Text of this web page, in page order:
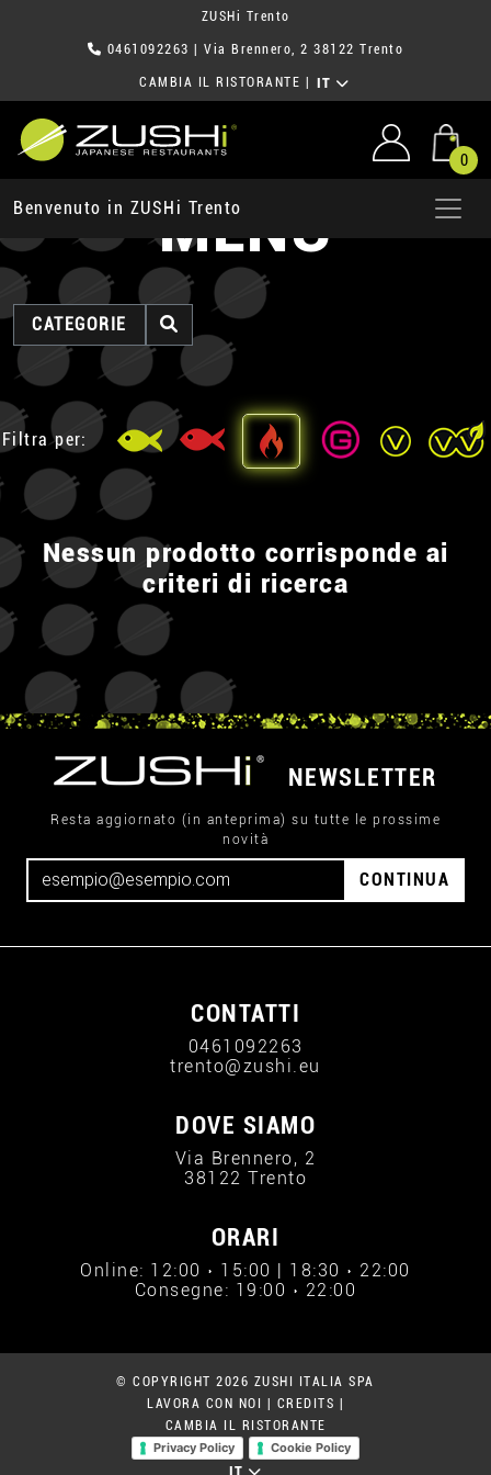
ZUSHi Trento
0461092263 | Via Brennero, 2 38122 Trento
CAMBIA IL RISTORANTE IT
0
Benvenuto in ZUSHi TrentoMENU
CATEGORIE
Filtra per:
Nessun prodotto corrisponde ai
criteri di ricerca
NEWSLETTER
Resta aggiornato (in anteprima) su tutte le prossime
novità
CONTINUA
CONTATTI
0461092263
trento@zushi.eu
DOVE SIAMO
Via Brennero, 2
38122 Trento
ORARI
Online: 12:00 › 15:00 | 18:30 › 22:00
Consegne: 19:00 › 22:00
© COPYRIGHT 2026 ZUSHI ITALIA SPA
LAVORA CON NOI
CREDITS
CAMBIA IL RISTORANTE
Privacy Policy
Cookie Policy